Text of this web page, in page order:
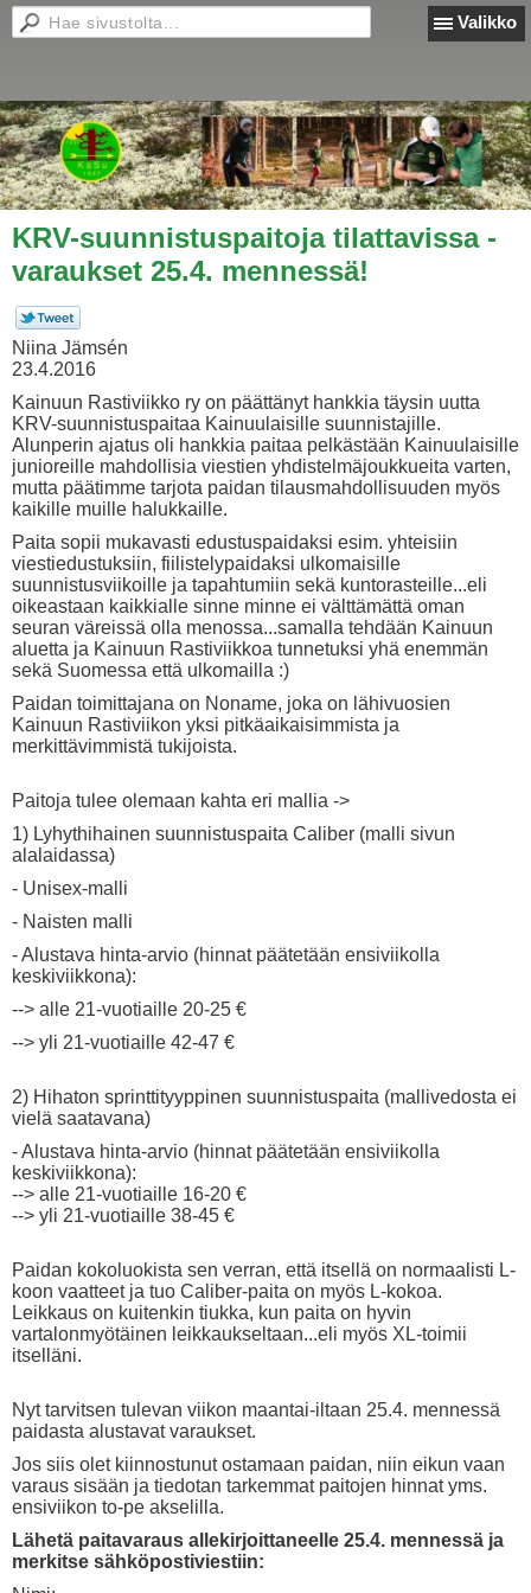
Valikko
KRV-suunnistuspaitoja tilattavissa -
varaukset 25.4. mennessä!
Niina Jämsén
23.4.2016
Kainuun Rastiviikko ry on päättänyt hankkia täysin uutta
KRV-suunnistuspaitaa Kainuulaisille suunnistajille.
Alunperin ajatus oli hankkia paitaa pelkästään Kainuulaisille
junioreille mahdollisia viestien yhdistelmäjoukkueita varten,
mutta päätimme tarjota paidan tilausmahdollisuuden myös
kaikille muille halukkaille.
Paita sopii mukavasti edustuspaidaksi esim. yhteisiin
viestiedustuksiin, fiilistelypaidaksi ulkomaisille
suunnistusviikoille ja tapahtumiin sekä kuntorasteille...eli
oikeastaan kaikkialle sinne minne ei välttämättä oman
seuran väreissä olla menossa...samalla tehdään Kainuun
aluetta ja Kainuun Rastiviikkoa tunnetuksi yhä enemmän
sekä Suomessa että ulkomailla :)
Paidan toimittajana on Noname, joka on lähivuosien
Kainuun Rastiviikon yksi pitkäaikaisimmista ja
merkittävimmistä tukijoista.
Paitoja tulee olemaan kahta eri mallia ->
1) Lyhythihainen suunnistuspaita Caliber (malli sivun
alalaidassa)
- Unisex-malli
- Naisten malli
- Alustava hinta-arvio (hinnat päätetään ensiviikolla
keskiviikkona):
--> alle 21-vuotiaille 20-25 €
--> yli 21-vuotiaille 42-47 €
2) Hihaton sprinttityyppinen suunnistuspaita (mallivedosta ei
vielä saatavana)
- Alustava hinta-arvio (hinnat päätetään ensiviikolla
keskiviikkona):
--> alle 21-vuotiaille 16-20 €
--> yli 21-vuotiaille 38-45 €
Paidan kokoluokista sen verran, että itsellä on normaalisti L-
koon vaatteet ja tuo Caliber-paita on myös L-kokoa.
Leikkaus on kuitenkin tiukka, kun paita on hyvin
vartalonmyötäinen leikkaukseltaan...eli myös XL-toimii
itselläni.
Nyt tarvitsen tulevan viikon maantai-iltaan 25.4. mennessä
paidasta alustavat varaukset.
Jos siis olet kiinnostunut ostamaan paidan, niin eikun vaan
varaus sisään ja tiedotan tarkemmat paitojen hinnat yms.
ensiviikon to-pe akselilla.
Lähetä paitavaraus allekirjoittaneelle 25.4. mennessä ja
merkitse sähköpostiviestiin: